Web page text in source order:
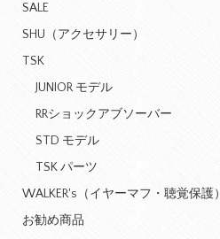
SALE
SHU（アクセサリー）
TSK
JUNIOR モデル
RRショックアブソーバー
STD モデル
TSK パーツ
WALKER's（イヤーマフ・聴覚保護）
お勧め商品